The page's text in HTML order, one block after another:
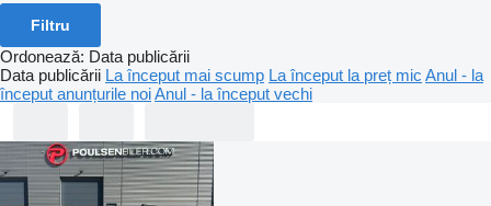
Filtru
Ordonează: Data publicării
Data publicării La început mai scump La început la preț mic Anul - la
început anunțurile noiAnul - la început vechi